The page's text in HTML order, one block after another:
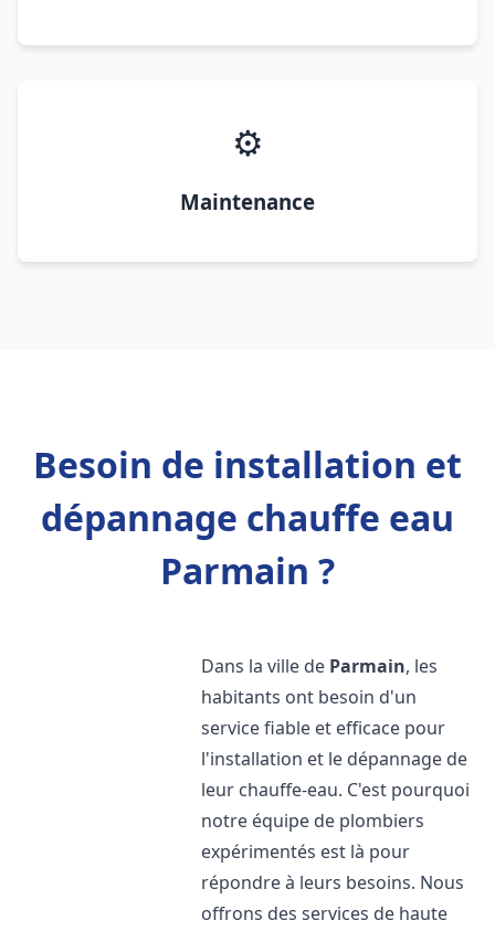
⚙️
Maintenance
Besoin de installation et
dépannage chauffe eau
Parmain ?
Dans la ville de Parmain, les
habitants ont besoin d'un
service fiable et efficace pour
l'installation et le dépannage de
leur chauffe-eau. C'est pourquoi
notre équipe de plombiers
expérimentés est là pour
répondre à leurs besoins. Nous
offrons des services de haute